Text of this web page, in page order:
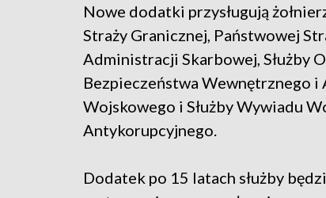
Nowe dodatki przysługują
Straży Granicznej, Państwowej
Administracji Skarbowej, Służby
Bezpieczeństwa Wewnętrznego i
Wojskowego i Służby Wywiadu
Antykorupcyjnego.
Dodatek po 15 latach służby